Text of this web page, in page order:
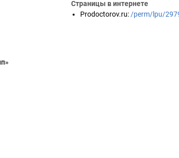
Страницы в интернете
Prodoctorov.ru: /perm/lpu/